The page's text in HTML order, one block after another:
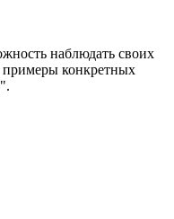
наблюдать своих
примеры конкретных